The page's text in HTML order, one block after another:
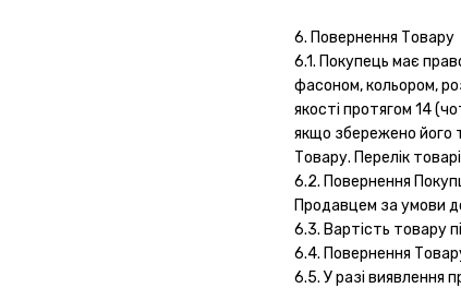
6. Повернення Товару
6.1. Покупець має
фасоном, кольором,
якості протягом 14
якщо збережено його
Товару. Перелік
6.2. Повернення
Продавцем за умови
6.3. Вартість товару
6.4. Повернення
6.5. У разі виявлення